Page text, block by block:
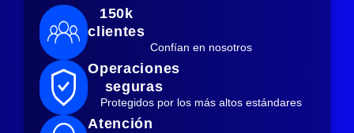
150k
clientes
Confían en nosotros
Operaciones
seguras
Protegidos por los más altos estándares
Atención